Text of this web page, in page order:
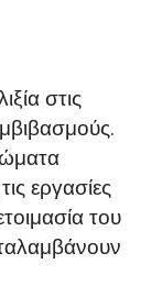
στις
εργασίες
του